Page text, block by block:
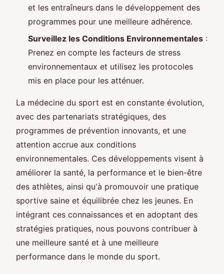
et les entraîneurs dans le développement des
programmes pour une meilleure adhérence.
Surveillez les Conditions Environnementales :
Prenez en compte les facteurs de stress
environnementaux et utilisez les protocoles
mis en place pour les atténuer.
La médecine du sport est en constante évolution,
avec des partenariats stratégiques, des
programmes de prévention innovants, et une
attention accrue aux conditions
environnementales. Ces développements visent à
améliorer la santé, la performance et le bien-être
des athlètes, ainsi qu'à promouvoir une pratique
sportive saine et équilibrée chez les jeunes. En
intégrant ces connaissances et en adoptant des
stratégies pratiques, nous pouvons contribuer à
une meilleure santé et à une meilleure
performance dans le monde du sport.